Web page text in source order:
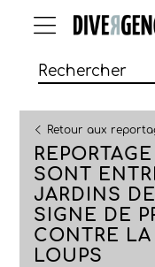
Retour aux
SONT
JARDINS
SIGNE DE
CONTRE
LOUPS